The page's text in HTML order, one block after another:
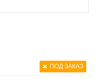
ПОД ЗАКАЗ